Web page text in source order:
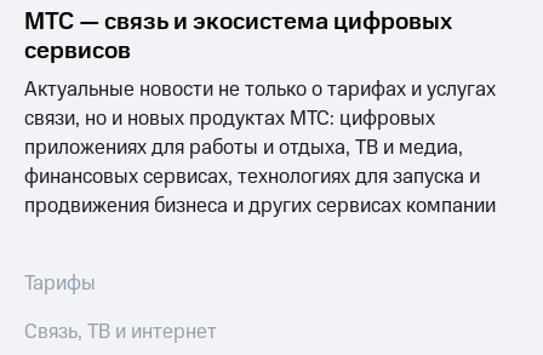
МТС — связь и экосистема цифровых
сервисов
Актуальные новости не только о тарифах и услугах
связи, но и новых продуктах МТС: цифровых
приложениях для работы и отдыха, ТВ и медиа,
финансовых сервисах, технологиях для запуска и
продвижения бизнеса и других сервисах компании
Тарифы
Связь, ТВ и интернет